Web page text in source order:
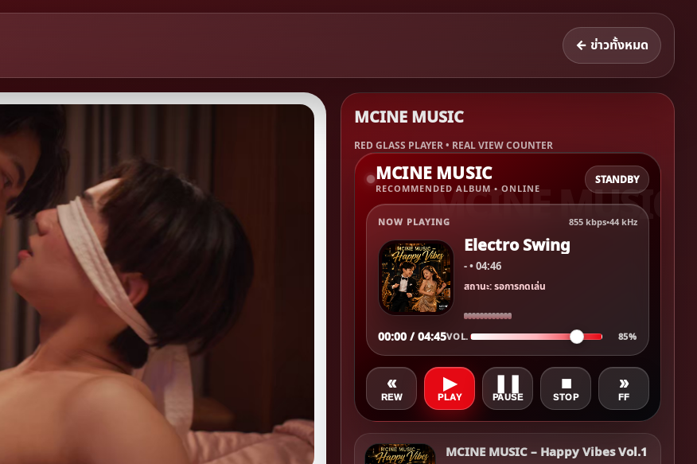
← ข่าวทั้งหมด
MCINE MUSIC
RED GLASS PLAYER • REAL VIEW COUNTER
MCINE MUSIC
RECOMMENDED ALBUM • ONLINE
STANDBY
NOW PLAYING 855 kbps•44 kHz
Electro Swing
- • 04:46
สถานะ: รอการกดเล่น
00:00 / 04:45VOL. 85%
«
REW
▶
PLAY PAUSE
■
STOP
»
FF
MCINE MUSIC – Happy Vibes Vol.1